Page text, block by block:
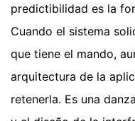
predictibilidad es la
Cuando el sistema
que tiene el mando,
arquitectura de la
retenerla. Es una